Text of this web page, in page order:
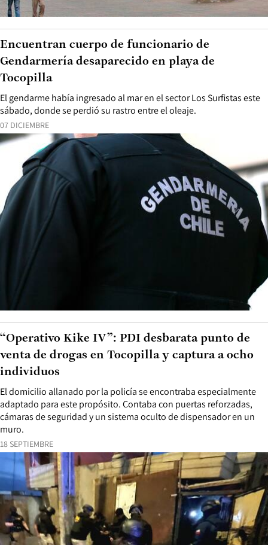
07 DICIEMBRE
El gendarme había ingresado al mar en el sector Los Surfistas este
sábado, donde se perdió su rastro entre el oleaje.
Encuentran cuerpo de funcionario de
Gendarmería desaparecido en playa de
Tocopilla
18 SEPTIEMBRE
El domicilio allanado por la policía se encontraba especialmente
adaptado para este propósito. Contaba con puertas reforzadas,
cámaras de seguridad y un sistema oculto de dispensador en un
muro.
“Operativo Kike IV”: PDI desbarata punto de
venta de drogas en Tocopilla y captura a ocho
individuos